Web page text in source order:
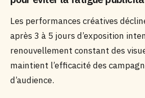
Les performances créatives
après 3 à 5 jours d’exposition
renouvellement constant des
maintient l’efficacité des
d’audience.